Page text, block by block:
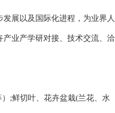
展以及国际化进程，为业界人
业产学研对接、技术交流、洽
;鲜切叶、花卉盆栽(兰花、水